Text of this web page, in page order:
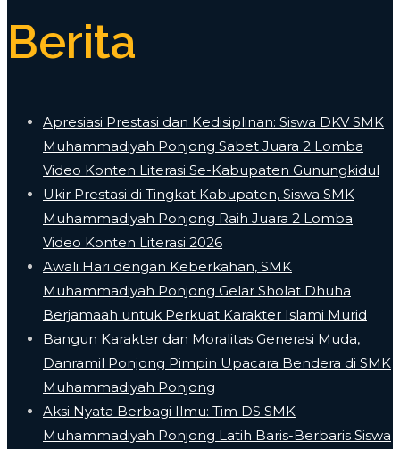
Berita
Apresiasi Prestasi dan Kedisiplinan: Siswa DKV SMK
Muhammadiyah Ponjong Sabet Juara 2 Lomba
Video Konten Literasi Se-Kabupaten Gunungkidul
Ukir Prestasi di Tingkat Kabupaten, Siswa SMK
Muhammadiyah Ponjong Raih Juara 2 Lomba
Video Konten Literasi 2026
Awali Hari dengan Keberkahan, SMK
Muhammadiyah Ponjong Gelar Sholat Dhuha
Berjamaah untuk Perkuat Karakter Islami Murid
Bangun Karakter dan Moralitas Generasi Muda,
Danramil Ponjong Pimpin Upacara Bendera di SMK
Muhammadiyah Ponjong
​Aksi Nyata Berbagi Ilmu: Tim DS SMK
Muhammadiyah Ponjong Latih Baris-Berbaris Siswa